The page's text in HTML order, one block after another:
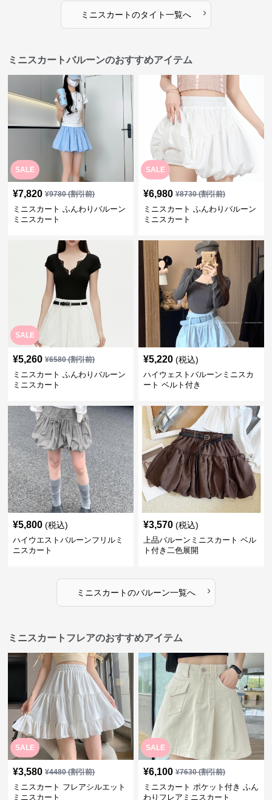
ミニスカートのタイト一覧へ ›
ミニスカートバルーンのおすすめアイテム
SALE
¥7,820 ¥9780(割引前)
ミニスカート ふんわりバルーン
ミニスカート
SALE
¥6,980 ¥8730(割引前)
ミニスカート ふんわりバルーン
ミニスカート
SALE
¥5,260 ¥6580(割引前)
ミニスカート ふんわりバルーン
ミニスカート
¥5,220 (税込)
ハイウェストバルーンミニスカ
ート ベルト付き
¥5,800 (税込)
ハイウエストバルーンフリルミ
ニスカート
¥3,570 (税込)
上品バルーンミニスカート ベル
ト付き二色展開
ミニスカートのバルーン一覧へ ›
ミニスカートフレアのおすすめアイテム
SALE
¥3,580 ¥4480(割引前)
ミニスカート フレアシルエット
ミニスカート
SALE
¥6,100 ¥7630(割引前)
ミニスカート ポケット付き ふん
わりフレアミニスカート